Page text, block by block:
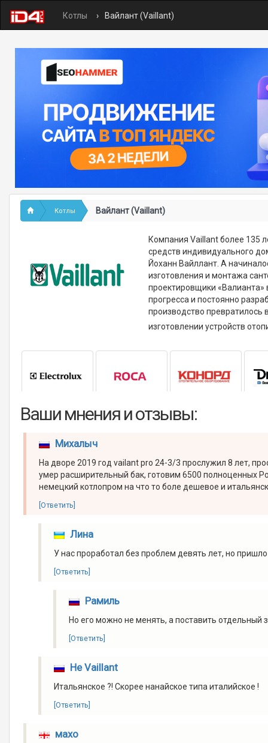
Котлы Вайлант (Vaillant)
Котлы Вайлант (Vaillant)
Компания Vaillant более 135
средств индивидуального
Йоханн Вайллант. А
изготовления и монтажа
проектировщики
прогресса и постоянно
производство
изготовлении устройств
Ваши мнения и отзывы:
Михалыч
На дворе 2019 год vailant pro 24-3/3 прослужил 8 лет,
умер расширительный бак, готовим 6500 полноценных
немецкий котлопром на что то боле дешевое и
[Ответить]
Лина
У нас проработал без проблем девять лет, но
[Ответить]
Рамиль
Но его можно не менять, а поставить отдельный
[Ответить]
Не Vaillant
Итальянское ?! Скорее нанайское типа италийское !
[Ответить]
махо